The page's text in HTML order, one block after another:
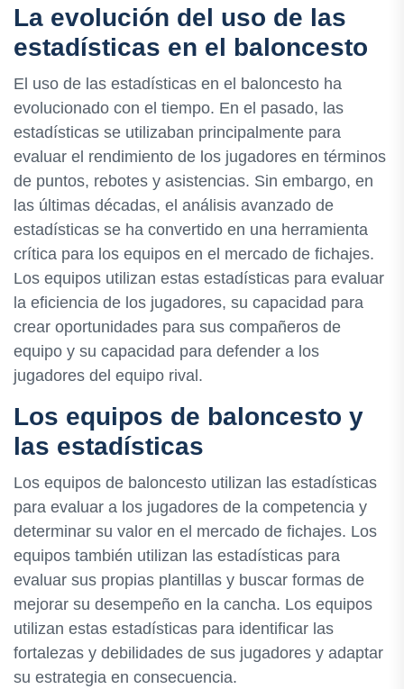
La evolución del uso de las
estadísticas en el baloncesto
El uso de las estadísticas en el baloncesto ha
evolucionado con el tiempo. En el pasado, las
estadísticas se utilizaban principalmente para
evaluar el rendimiento de los jugadores en términos
de puntos, rebotes y asistencias. Sin embargo, en
las últimas décadas, el análisis avanzado de
estadísticas se ha convertido en una herramienta
crítica para los equipos en el mercado de fichajes.
Los equipos utilizan estas estadísticas para evaluar
la eficiencia de los jugadores, su capacidad para
crear oportunidades para sus compañeros de
equipo y su capacidad para defender a los
jugadores del equipo rival.
Los equipos de baloncesto y
las estadísticas
Los equipos de baloncesto utilizan las estadísticas
para evaluar a los jugadores de la competencia y
determinar su valor en el mercado de fichajes. Los
equipos también utilizan las estadísticas para
evaluar sus propias plantillas y buscar formas de
mejorar su desempeño en la cancha. Los equipos
utilizan estas estadísticas para identificar las
fortalezas y debilidades de sus jugadores y adaptar
su estrategia en consecuencia.